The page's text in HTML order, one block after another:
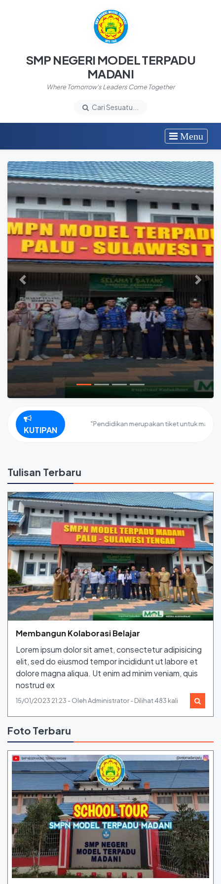
SMP NEGERI MODEL TERPADU
MADANI
Where Tomorrow's Leaders Come Together
Cari Sesuatu...
Menu
Previous Next
KUTIPAN
"Pendidikan merupakan tiket untuk masa
Tulisan Terbaru
Membangun Kolaborasi Belajar
Lorem ipsum dolor sit amet, consectetur adipisicing
elit, sed do eiusmod tempor incididunt ut labore et
dolore magna aliqua. Ut enim ad minim veniam, quis
nostrud ex
15/01/2023 21:23 - Oleh Administrator - Dilihat 483 kali
Foto Terbaru